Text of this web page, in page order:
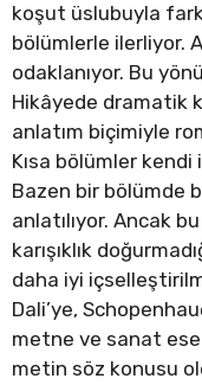
koşut üslubuyla
bölümlerle ilerliyor.
odaklanıyor. Bu
Hikâyede dramatik
anlatım biçimiyle
Kısa bölümler kendi
Bazen bir bölümde
anlatılıyor. Ancak
karışıklık
daha iyi
Dali’ye,
metne ve sanat
metin söz konusu